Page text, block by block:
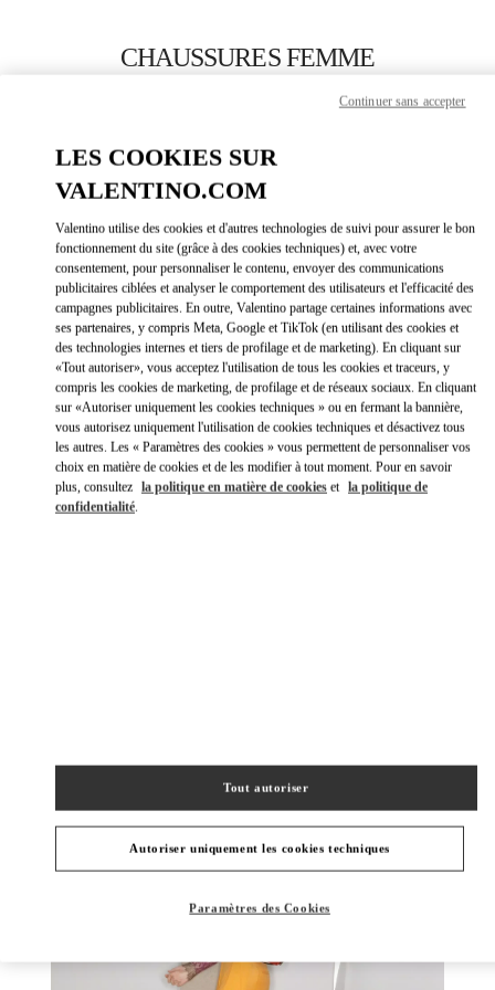
CHAUSSURES FEMME
APPELLE MAINTENANT
PLUS DE DÉTAILS
OBTENIR DES DIRECTIONSLINK
Link Opens in New Tab
LES COOKIES SUR
VALENTINO.COM
Valentino utilise des cookies et d'autres technologies de suivi pour assurer le bon
fonctionnement du site (grâce à des cookies techniques) et, avec votre
consentement, pour personnaliser le contenu, envoyer des communications
publicitaires ciblées et analyser le comportement des utilisateurs et l'efficacité des
campagnes publicitaires. En outre, Valentino partage certaines informations avec
ses partenaires, y compris Meta, Google et TikTok (en utilisant des cookies et
des technologies internes et tiers de profilage et de marketing). En cliquant sur
«Tout autoriser», vous acceptez l'utilisation de tous les cookies et traceurs, y
compris les cookies de marketing, de profilage et de réseaux sociaux. En cliquant
sur «Autoriser uniquement les cookies techniques » ou en fermant la bannière,
vous autorisez uniquement l'utilisation de cookies techniques et désactivez tous
les autres. Les « Paramètres des cookies » vous permettent de personnaliser vos
choix en matière de cookies et de les modifier à tout moment. Pour en savoir
plus, consultez la politique en matière de cookies et la politique de
confidentialité.
Autoriser uniquement les cookies techniques
Tout autoriser
Paramètres des Cookies
Continuer sans accepter